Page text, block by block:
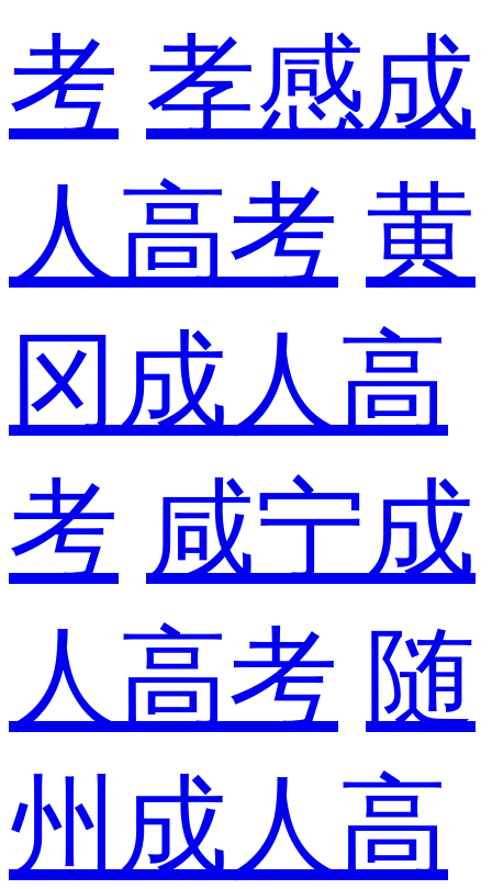
考 孝感成
人高考 黄
冈成人高
考 咸宁成
人高考 随
州成人高